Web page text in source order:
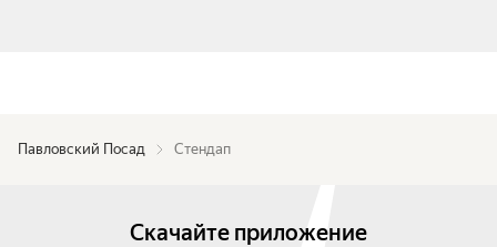
Павловский Посад Стендап
Скачайте приложение